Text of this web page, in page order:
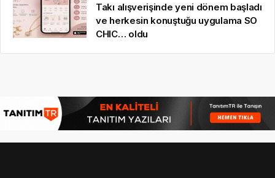
Takı alışverişinde yeni dönem başladı
ve herkesin konuştuğu uygulama SO
CHIC… oldu